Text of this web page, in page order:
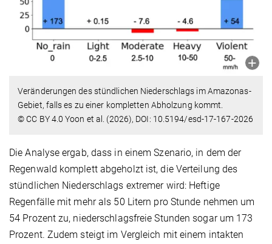
Veränderungen des stündlichen Niederschlags im Amazonas-
Gebiet, falls es zu einer kompletten Abholzung kommt.
© CC BY 4.0 Yoon et al. (2026), DOI: 10.5194/esd-17-167-2026
Die Analyse ergab, dass in einem Szenario, in dem der
Regenwald komplett abgeholzt ist, die Verteilung des
stündlichen Niederschlags extremer wird: Heftige
Regenfälle mit mehr als 50 Litern pro Stunde nehmen um
54 Prozent zu, niederschlagsfreie Stunden sogar um 173
Prozent. Zudem steigt im Vergleich mit einem intakten